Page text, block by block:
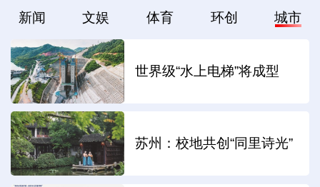
新闻 文娱 体育 环创 城市
世界级“水上电梯”将成型
苏州：校地共创“同里诗光”